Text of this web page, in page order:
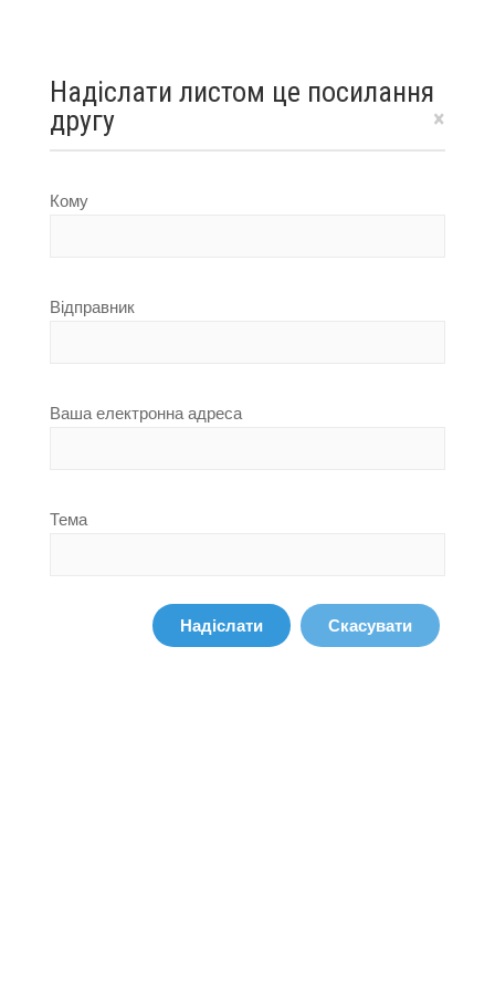
Надіслати листом це посилання
другу
×
Кому
Відправник
Ваша електронна адреса
Тема
Надіслати Скасувати